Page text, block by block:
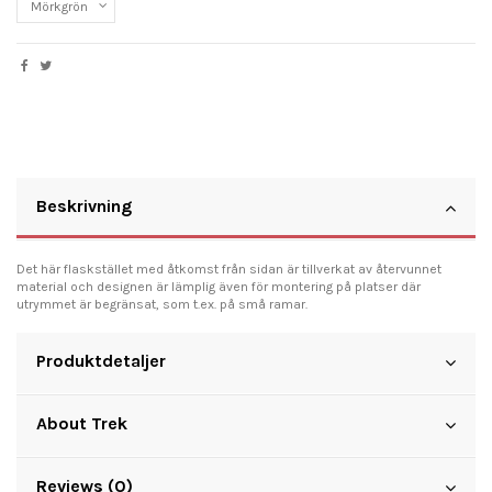
Beskrivning
Det här flaskstället med åtkomst från sidan är tillverkat av återvunnet
material och designen är lämplig även för montering på platser där
utrymmet är begränsat, som t.ex. på små ramar.
Produktdetaljer
About Trek
Reviews (0)